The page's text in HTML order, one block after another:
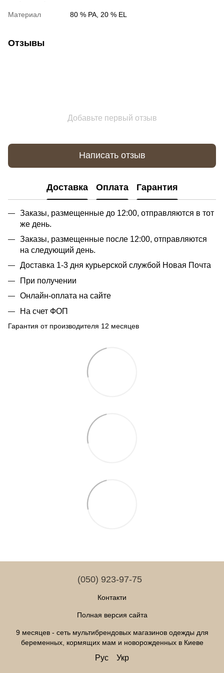
Материал 80 % PA, 20 % EL
Отзывы
Добавьте первый отзыв
Написать отзыв
Доставка Оплата Гарантия
Заказы, размещенные до 12:00, отправляются в тот
же день.
Заказы, размещенные после 12:00, отправляются
на следующий день.
Доставка 1-3 дня курьерской службой Новая Почта
При получении
Онлайн-оплата на сайте
На счет ФОП
Гарантия от производителя 12 месяцев
(050) 923-97-75
Контакти
Полная версия сайта
9 месяцев - сеть мультибрендовых магазинов одежды для
беременных, кормящих мам и новорожденных в Киеве
Рус Укр